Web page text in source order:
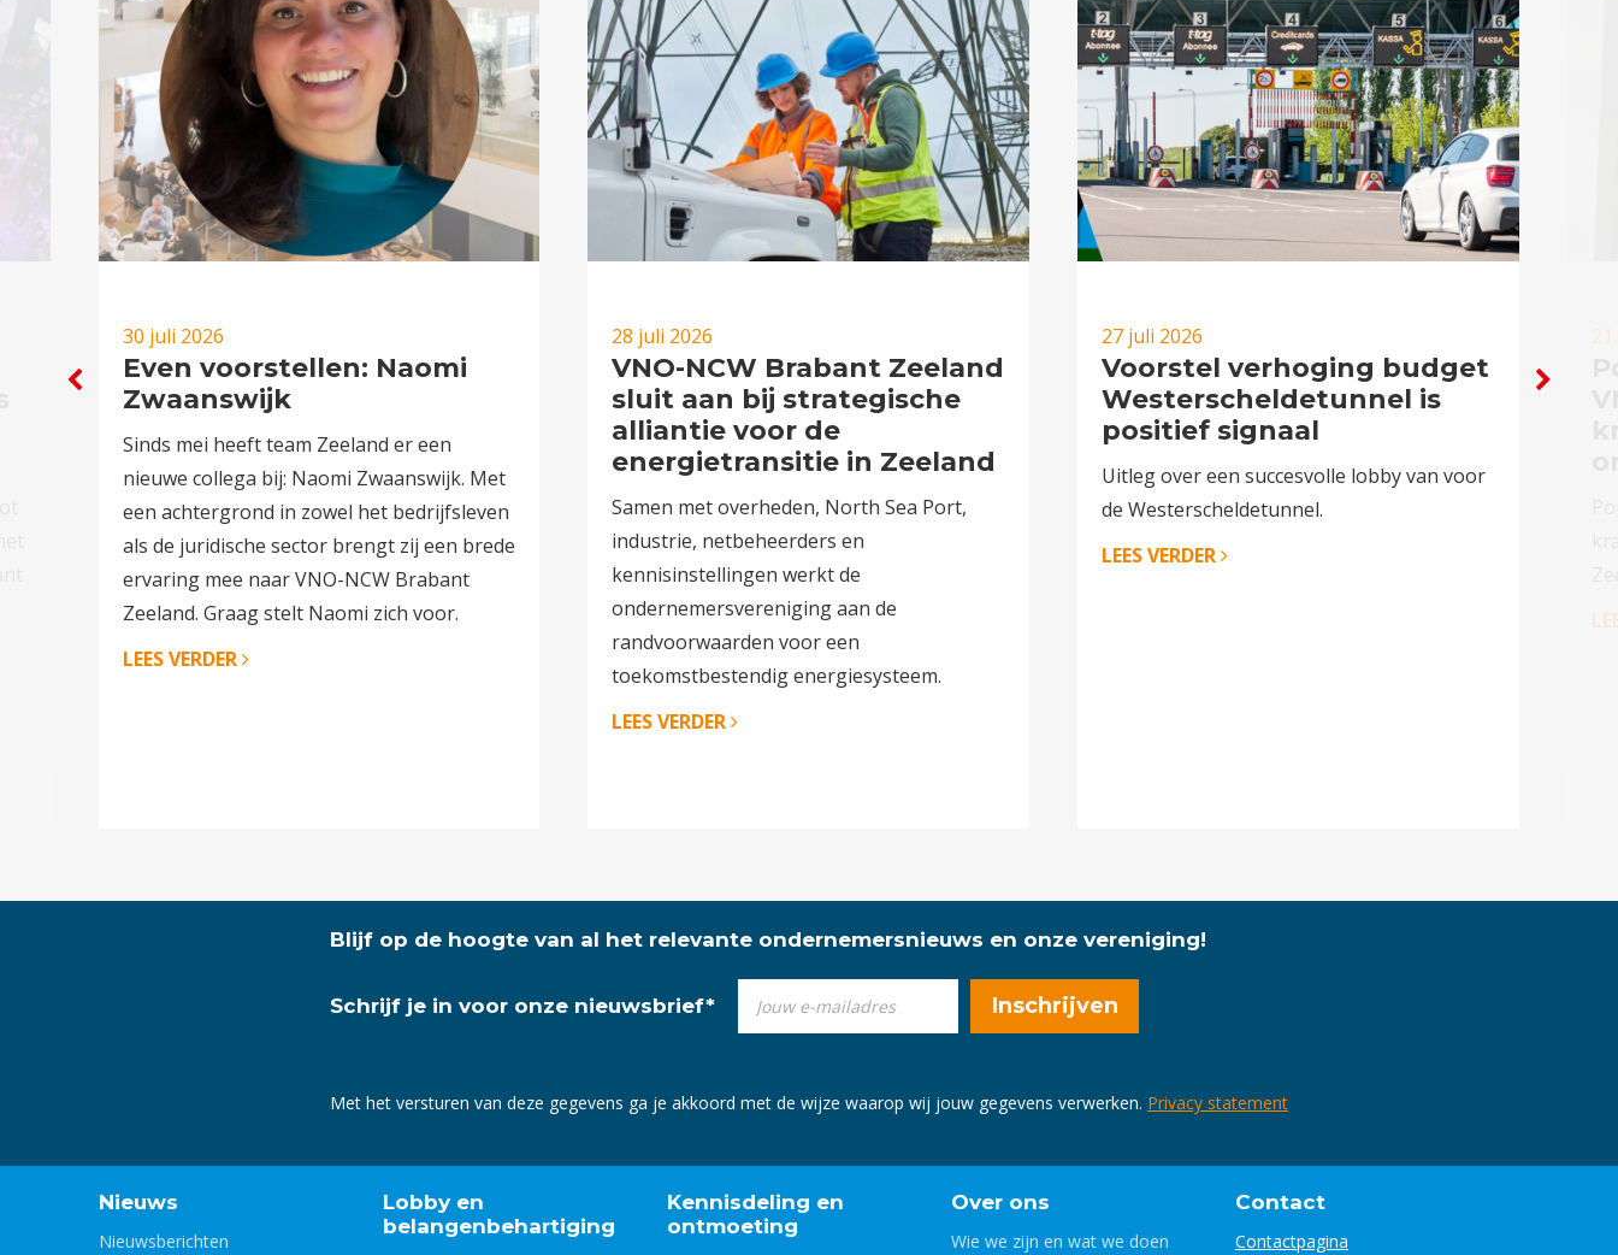
30 juli 2026
Even voorstellen: Naomi
Zwaanswijk
Sinds mei heeft team Zeeland er een
nieuwe collega bij: Naomi Zwaanswijk. Met
een achtergrond in zowel het bedrijfsleven
als de juridische sector brengt zij een brede
ervaring mee naar VNO-NCW Brabant
Zeeland. Graag stelt Naomi zich voor.
LEES VERDER
28 juli 2026
VNO-NCW Brabant Zeeland
sluit aan bij strategische
alliantie voor de
energietransitie in Zeeland
Samen met overheden, North Sea Port,
industrie, netbeheerders en
kennisinstellingen werkt de
ondernemersvereniging aan de
randvoorwaarden voor een
toekomstbestendig energiesysteem.
LEES VERDER
27 juli 2026
Voorstel verhoging budget
Westerscheldetunnel is
positief signaal
Uitleg over een succesvolle lobby van voor
de Westerscheldetunnel.
LEES VERDER
Blijf op de hoogte van al het relevante ondernemersnieuws en onze vereniging!
Schrijf je in voor onze nieuwsbrief*
Met het versturen van deze gegevens ga je akkoord met de wijze waarop wij jouw gegevens verwerken. Privacy statement
Nieuws
Nieuwsberichten
Lobby en
belangenbehartiging
Kennisdeling en
ontmoeting
Over ons
Wie we zijn en wat we doen
Contact
Contactpagina